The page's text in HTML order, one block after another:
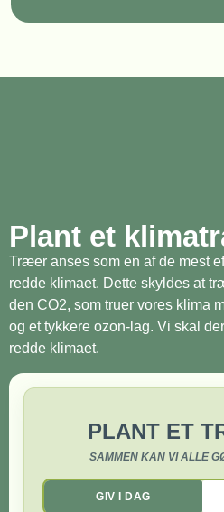
Plant et
Træer anses som en af de mest
redde klimaet. Dette skyldes at
den CO2, som truer vores klima
og et tykkere ozon-lag. Vi skal
redde klimaet.
PLANT ET
SAMMEN KAN VI ALLE
GIV I DAG